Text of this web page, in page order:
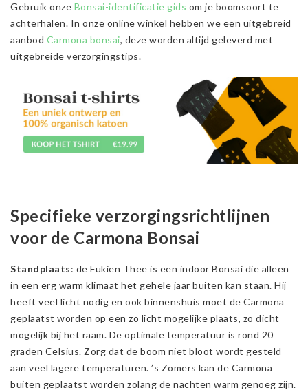
Gebruik onze Bonsai-identificatie gids om je boomsoort te
achterhalen. In onze online winkel hebben we een uitgebreid
aanbod Carmona bonsai, deze worden altijd geleverd met
uitgebreide verzorgingstips.
Specifieke verzorgingsrichtlijnen
voor de Carmona Bonsai
Standplaats: de Fukien Thee is een indoor Bonsai die alleen
in een erg warm klimaat het gehele jaar buiten kan staan. Hij
heeft veel licht nodig en ook binnenshuis moet de Carmona
geplaatst worden op een zo licht mogelijke plaats, zo dicht
mogelijk bij het raam. De optimale temperatuur is rond 20
graden Celsius. Zorg dat de boom niet bloot wordt gesteld
aan veel lagere temperaturen. ’s Zomers kan de Carmona
buiten geplaatst worden zolang de nachten warm genoeg zijn.